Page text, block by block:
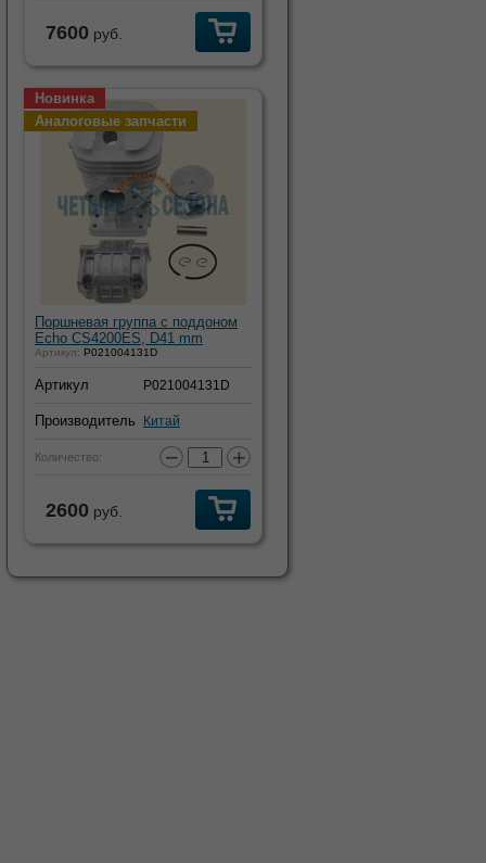
7600 руб.
Новинка
Аналоговые запчасти
Поршневая группа с поддоном
Echo CS4200ES, D41 mm
Артикул: P021004131D
Артикул P021004131D
Производитель Китай
Количество: − +
2600 руб.